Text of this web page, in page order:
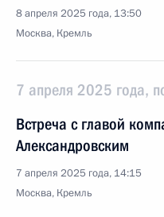
8 апреля 2025 года, 13:50
Москва, Кремль
7 апреля 2025 года,
Встреча с главой
Александровским
7 апреля 2025 года, 14:15
Москва, Кремль